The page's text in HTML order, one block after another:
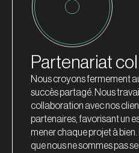
Partenariat
Nous croyons fermement
succès partagé. Nous
collaboration avec nos
partenaires, favorisant un
mener chaque projet à
que nous ne sommes pas